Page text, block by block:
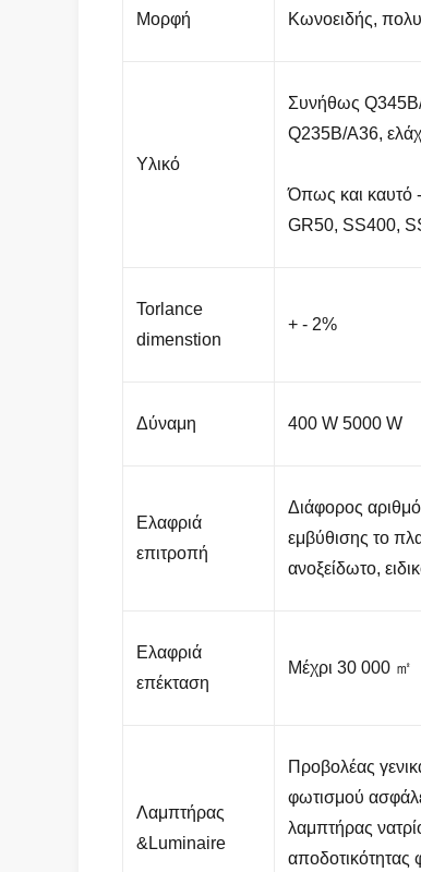
Μορφή Κωνοειδής,
Υλικό
Συνήθως
Q235B/A36,
Όπως και καυτό
GR50, SS400,
Torlance
dimenstion
+ - 2%
Δύναμη 400 W 5000 W
Ελαφριά
επιτροπή
Διάφορος
εμβύθισης το
ανοξείδωτο,
Ελαφριά
επέκταση
Μέχρι 30 000 ㎡
Λαμπτήρας
&Luminaire
Προβολέας
φωτισμού
λαμπτήρας
αποδοτικότητας